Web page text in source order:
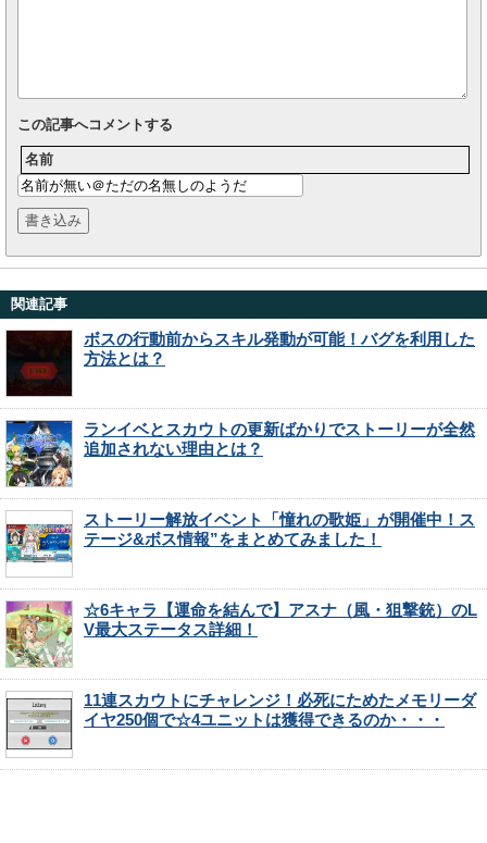
この記事へコメントする
名前
関連記事
ボスの行動前からスキル発動が可能！バグを利用した
方法とは？
ランイベとスカウトの更新ばかりでストーリーが全然
追加されない理由とは？
ストーリー解放イベント「憧れの歌姫」が開催中！ス
テージ&ボス情報”をまとめてみました！
☆6キャラ【運命を結んで】アスナ（風・狙撃銃）のL
V最大ステータス詳細！
11連スカウトにチャレンジ！必死にためたメモリーダ
イヤ250個で☆4ユニットは獲得できるのか・・・